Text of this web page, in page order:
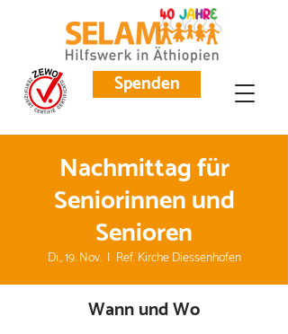
Spenden
Nachmittag für
Seniorinnen und
Senioren
Di., 19. Nov.
  |
Ref. Kirche Diessenhofen
Wann und Wo